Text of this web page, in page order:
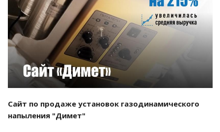
Смотреть проект
Сайт по продаже установок газодинамического
напыления "Димет"